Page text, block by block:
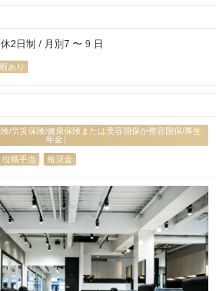
2日制 / 月別7 〜 9 日
あり
/労災保険/健康保険または美容国保か整容国保/厚生
年金）
役職手当 報奨金